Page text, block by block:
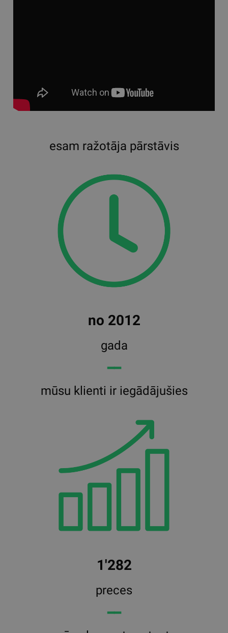
esam ražotāja pārstāvis
no 2012
gada
━━
mūsu klienti ir iegādājušies
1'282
preces
━━